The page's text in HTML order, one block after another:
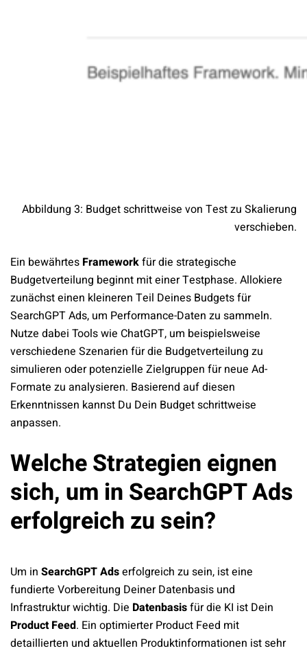
Abbildung 3: Budget schrittweise von Test zu Skalierung
verschieben.
Ein bewährtes Frameworkfür die strategische
Budgetverteilung beginnt mit einer Testphase. Allokiere
zunächst einen kleineren Teil Deines Budgets für
SearchGPT Ads, um Performance-Daten zu sammeln.
Nutze dabei Tools wie ChatGPT, um beispielsweise
verschiedene Szenarien für die Budgetverteilung zu
simulieren oder potenzielle Zielgruppen für neue Ad-
Formate zu analysieren. Basierend auf diesen
Erkenntnissen kannst Du Dein Budget schrittweise
anpassen.
Welche Strategien eignen
sich, um in SearchGPT Ads
erfolgreich zu sein?
Um in SearchGPT Adserfolgreich zu sein, ist eine
fundierte Vorbereitung Deiner Datenbasis und
Infrastruktur wichtig. Die Datenbasisfür die KI ist Dein
Product Feed. Ein optimierter Product Feed mit
detaillierten und aktuellen Produktinformationen ist sehr